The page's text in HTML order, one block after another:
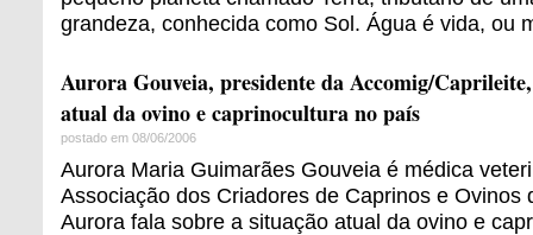
grandeza, conhecida como Sol. Água é vida, ou
Aurora Gouveia, presidente da Accomig/
atual da ovino e caprinocultura no país
postado em 08/06/2006
Aurora Maria Guimarães Gouveia é médica
Associação dos Criadores de Caprinos e Ovinos
Aurora fala sobre a situação atual da ovino e